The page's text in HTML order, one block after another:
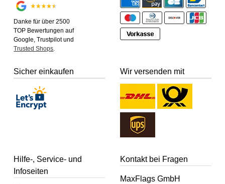
Danke für über 2500
TOP Bewertungen auf
Google, Trustpilot und
Trusted Shops.
Sicher einkaufen Wir versenden mit
Hilfe-, Service- und
Infoseiten
Kontakt bei Fragen
MaxFlags GmbH